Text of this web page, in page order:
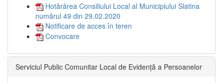
Hotărârea Consiliului Local al Municipiului Slatina
numărul 49 din 29.02.2020
Notificare de acces în teren
Convocare
Serviciul Public Comunitar Local de Evidență a Persoanelor